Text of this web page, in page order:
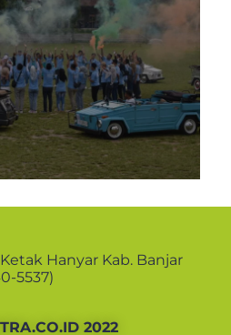
Hanyar Kab. Banjar
5537)
2022